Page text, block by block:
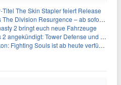
The Skin Stapler feiert Release
Resurgence – ab sofort für euch verfügbar
2 bringt euch neue Fahrzeuge
Tower Defense und Deckbuilding Kombo kehrt zurück
Fighting Souls ist ab heute verfügbar